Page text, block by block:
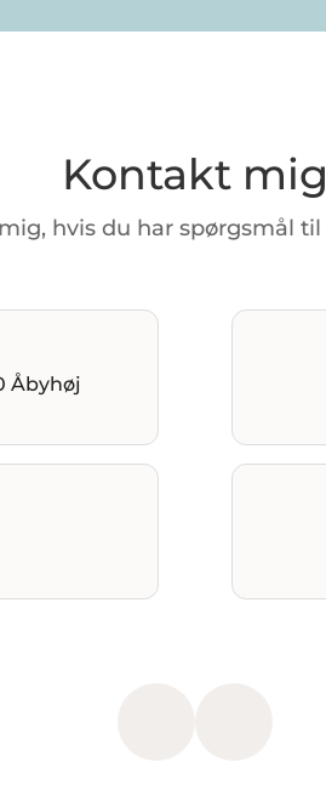
Kontakt mig
mig, hvis du har spørgsmål til
Åbyhøj